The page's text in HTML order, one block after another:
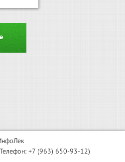
+7 (963) 650-93-12)